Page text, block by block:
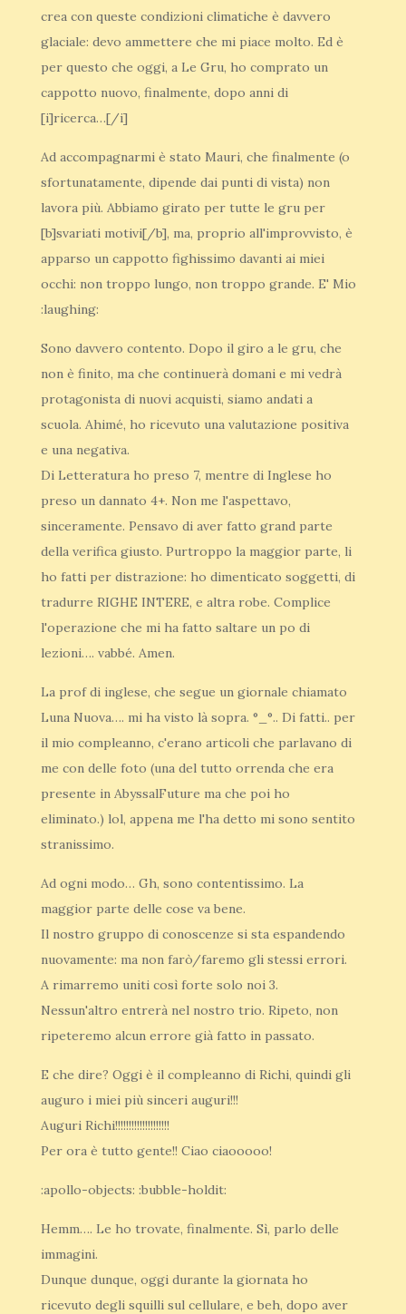
crea con queste condizioni climatiche è davvero
glaciale: devo ammettere che mi piace molto. Ed è
per questo che oggi, a Le Gru, ho comprato un
cappotto nuovo, finalmente, dopo anni di
[i]ricerca…[/i]
Ad accompagnarmi è stato Mauri, che finalmente (o
sfortunatamente, dipende dai punti di vista) non
lavora più. Abbiamo girato per tutte le gru per
[b]svariati motivi[/b], ma, proprio all'improvvisto, è
apparso un cappotto fighissimo davanti ai miei
occhi: non troppo lungo, non troppo grande. E' Mio
:laughing:
Sono davvero contento. Dopo il giro a le gru, che
non è finito, ma che continuerà domani e mi vedrà
protagonista di nuovi acquisti, siamo andati a
scuola. Ahimé, ho ricevuto una valutazione positiva
e una negativa.
Di Letteratura ho preso 7, mentre di Inglese ho
preso un dannato 4+. Non me l'aspettavo,
sinceramente. Pensavo di aver fatto grand parte
della verifica giusto. Purtroppo la maggior parte, li
ho fatti per distrazione: ho dimenticato soggetti, di
tradurre RIGHE INTERE, e altra robe. Complice
l'operazione che mi ha fatto saltare un po di
lezioni…. vabbé. Amen.
La prof di inglese, che segue un giornale chiamato
Luna Nuova…. mi ha visto là sopra. °_°.. Di fatti.. per
il mio compleanno, c'erano articoli che parlavano di
me con delle foto (una del tutto orrenda che era
presente in AbyssalFuture ma che poi ho
eliminato.) lol, appena me l'ha detto mi sono sentito
stranissimo.
Ad ogni modo… Gh, sono contentissimo. La
maggior parte delle cose va bene.
Il nostro gruppo di conoscenze si sta espandendo
nuovamente: ma non farò/faremo gli stessi errori.
A rimarremo uniti così forte solo noi 3.
Nessun'altro entrerà nel nostro trio. Ripeto, non
ripeteremo alcun errore già fatto in passato.
E che dire? Oggi è il compleanno di Richi, quindi gli
auguro i miei più sinceri auguri!!!
Auguri Richi!!!!!!!!!!!!!!!!!!!!
Per ora è tutto gente!! Ciao ciaooooo!
:apollo-objects: :bubble-holdit:
Hemm…. Le ho trovate, finalmente. Sì, parlo delle
immagini.
Dunque dunque, oggi durante la giornata ho
ricevuto degli squilli sul cellulare, e beh, dopo aver